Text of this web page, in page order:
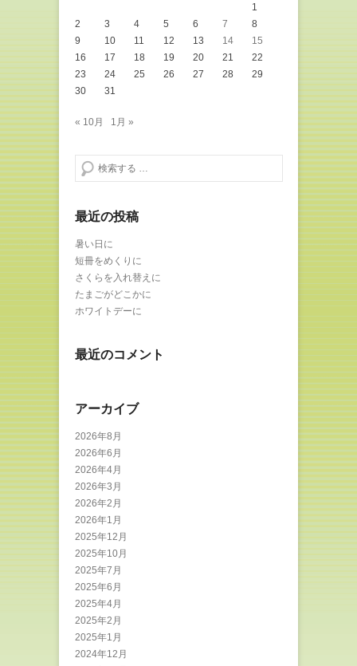
1
2
3 4 5 6 7
8
9
10 11 12 13 14
15
16
17 18 19 20 21
22
23
24 25 26 27 28
29
30
31
« 10月 1月 »
検索する
最近の投稿
暑い日に
短冊をめくりに
さくらを入れ替えに
たまごがどこかに
ホワイトデーに
最近のコメント
アーカイブ
2026年8月
2026年6月
2026年4月
2026年3月
2026年2月
2026年1月
2025年12月
2025年10月
2025年7月
2025年6月
2025年4月
2025年2月
2025年1月
2024年12月